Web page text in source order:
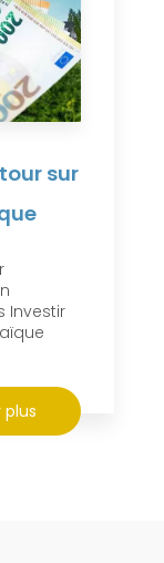
sur
Investir
plus